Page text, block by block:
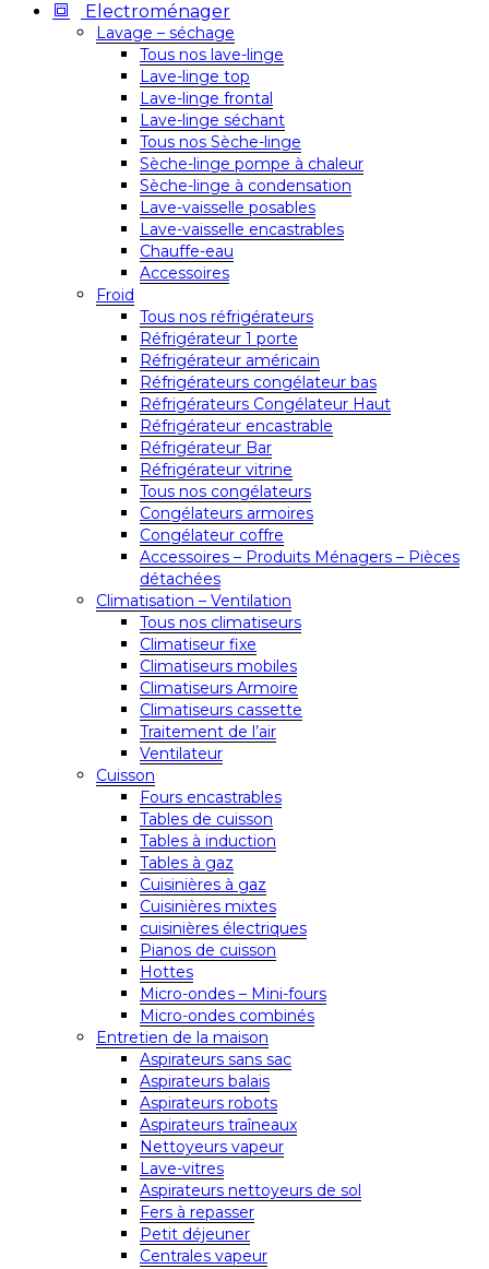
Electroménager
Lavage – séchage
Tous nos lave-linge
Lave-linge top
Lave-linge frontal
Lave-linge séchant
Tous nos Sèche-linge
Sèche-linge pompe à chaleur
Sèche-linge à condensation
Lave-vaisselle posables
Lave-vaisselle encastrables
Chauffe-eau
Accessoires
Froid
Tous nos réfrigérateurs
Réfrigérateur 1 porte
Réfrigérateur américain
Réfrigérateurs congélateur bas
Réfrigérateurs Congélateur Haut
Réfrigérateur encastrable
Réfrigérateur Bar
Réfrigérateur vitrine
Tous nos congélateurs
Congélateurs armoires
Congélateur coffre
Accessoires – Produits Ménagers – Pièces
détachées
Climatisation – Ventilation
Tous nos climatiseurs
Climatiseur fixe
Climatiseurs mobiles
Climatiseurs Armoire
Climatiseurs cassette
Traitement de l’air
Ventilateur
Cuisson
Fours encastrables
Tables de cuisson
Tables à induction
Tables à gaz
Cuisinières à gaz
Cuisinières mixtes
cuisinières électriques
Pianos de cuisson
Hottes
Micro-ondes – Mini-fours
Micro-ondes combinés
Entretien de la maison
Aspirateurs sans sac
Aspirateurs balais
Aspirateurs robots
Aspirateurs traîneaux
Nettoyeurs vapeur
Lave-vitres
Aspirateurs nettoyeurs de sol
Fers à repasser
Petit déjeuner
Centrales vapeur